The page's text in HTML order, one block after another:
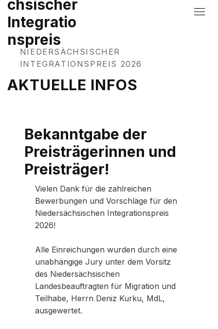
chsischer
Integratio
nspreis
NIEDERSÄCHSISCHER
INTEGRATIONSPREIS 2026
AKTUELLE INFOS
Bekanntgabe der
Preisträgerinnen und
Preisträger!
Vielen Dank für die zahlreichen
Bewerbungen und Vorschläge für den
Niedersächsischen Integrationspreis
2026!
Alle Einreichungen wurden durch eine
unabhängige Jury unter dem Vorsitz
des Niedersächsischen
Landesbeauftragten für Migration und
Teilhabe, Herrn Deniz Kurku, MdL,
ausgewertet.